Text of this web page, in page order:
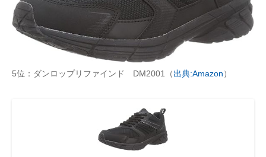
5位：ダンロップリファインド DM2001（出典:Amazon）